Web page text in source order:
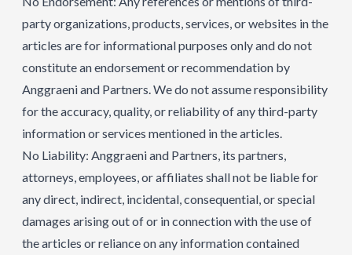
party organizations, products, services, or websites in the
articles are for informational purposes only and do not
constitute an endorsement or recommendation by
Anggraeni and Partners. We do not assume responsibility
for the accuracy, quality, or reliability of any third-party
information or services mentioned in the articles.
No Liability: Anggraeni and Partners, its partners,
attorneys, employees, or affiliates shall not be liable for
any direct, indirect, incidental, consequential, or special
damages arising out of or in connection with the use of
the articles or reliance on any information contained